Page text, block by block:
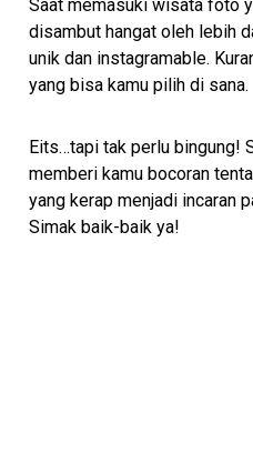
Saat memasuki wisata foto
disambut hangat oleh lebih
unik dan instagramable.
yang bisa kamu pilih di sana.
Eits…tapi tak perlu bingung!
memberi kamu bocoran
yang kerap menjadi incaran
Simak baik-baik ya!